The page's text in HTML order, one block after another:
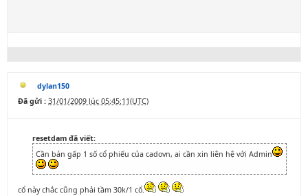
dylan150
Đã gửi : 31/01/2009 lúc 05:45:11(UTC)
resetdam đã viết:
Cần bán gấp 1 số cổ phiếu của cadovn, ai cần xin liên hệ với Admin
cổ này chắc cũng phải tầm 30k/1 cổ.